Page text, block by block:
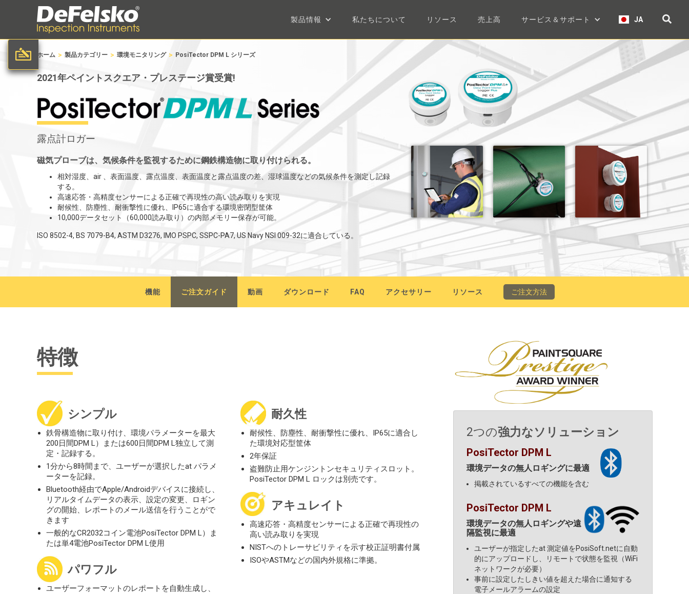
製品情報 私たちについて リソース 売上高 サービス＆サポート JA
ホーム > 製品カテゴリー > 環境モニタリング > PosiTector DPM L シリーズ
2021年ペイントスクエア・プレステージ賞受賞!
露点計ロガー
磁気プローブは、気候条件を監視するために鋼鉄構造物に取り付けられる。
相対湿度、air 、表面温度、露点温度、表面温度と露点温度の差、湿球温度などの気候条件を測定し記録
する。
高速応答・高精度センサーによる正確で再現性の高い読み取りを実現
耐候性、防塵性、耐衝撃性に優れ、IP65に適合する環境密閉型筐体
10,000データセット（60,000読み取り）の内部メモリー保存が可能。
ISO 8502-4, BS 7079-B4, ASTM D3276, IMO PSPC, SSPC-PA7, US Navy NSI 009-32に適合している。
機能 ご注文ガイド 動画 ダウンロード FAQ アクセサリー リソース ご注文方法
特徴
シンプル
鉄骨構造物に取り付け、環境パラメーターを最大
200日間DPM L）または600日間DPM L独立して測
定・記録する。
1分から8時間まで、ユーザーが選択したat パラメ
ーターを記録。
Bluetooth経由でApple/Androidデバイスに接続し、
リアルタイムデータの表示、設定の変更、ロギン
グの開始、レポートのメール送信を行うことがで
きます
一般的なCR2032コイン電池PosiTector DPM L）ま
たは単4電池PosiTector DPM L使用
パワフル
ユーザーフォーマットのレポートを自動生成し、
耐久性
耐候性、防塵性、耐衝撃性に優れ、IP65に適合し
た環境対応型筐体
2年保証
盗難防止用ケンジントンセキュリティスロット。
PosiTector DPM L ロックは別売です。
アキュレイト
高速応答・高精度センサーによる正確で再現性の
高い読み取りを実現
NISTへのトレーサビリティを示す校正証明書付属
ISOやASTMなどの国内外規格に準拠。
2つの強力なソリューション
PosiTector DPM L
環境データの無人ロギングに最適
掲載されているすべての機能を含む
PosiTector DPM L
環境データの無人ロギングや遠
隔監視に最適
ユーザーが指定したat 測定値をPosiSoft.netに自動
的にアップロードし、リモートで状態を監視（WiFi
ネットワークが必要）
事前に設定したしきい値を超えた場合に通知する
電子メールアラームの設定